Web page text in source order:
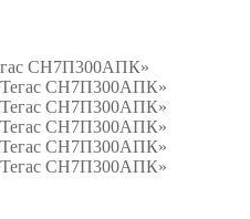
СН7П300АПК»